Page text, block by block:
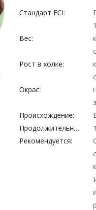
Стандарт FCI:
Вес:
Рост в холке:
Окрас:
Происхождение:
Продолжительность жизни:
Рекомендуется: